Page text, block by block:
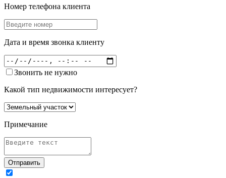
Номер телефона клиента
Дата и время звонка клиенту
Звонить не нужно
Какой тип недвижимости интересует?
Примечание
Отправить